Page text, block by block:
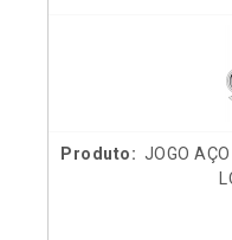
JOGO